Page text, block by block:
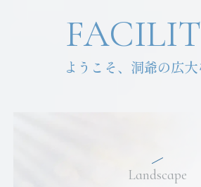
ようこそ、洞爺の広
Landscape